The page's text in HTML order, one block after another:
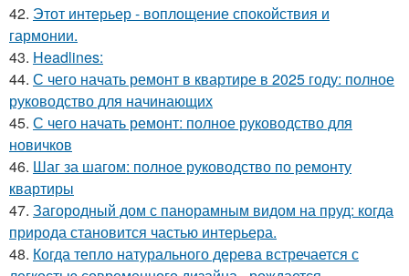
42. Этот интерьер - воплощение спокойствия и
гармонии.
43. Headlines:
44. С чего начать ремонт в квартире в 2025 году: полное
руководство для начинающих
45. С чего начать ремонт: полное руководство для
новичков
46. Шаг за шагом: полное руководство по ремонту
квартиры
47. Загородный дом с панорамным видом на пруд: когда
природа становится частью интерьера.
48. Когда тепло натурального дерева встречается с